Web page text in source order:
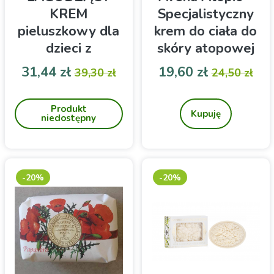
KREM
pieluszkowy dla
dzieci z
ochronnym
kompleksem
olejowym 125ml
Jozka
delikatnej skóry Twojego
dziecka
Cena
31,44 złCena podstawowa
39,30 zł
Produkt
niedostępny
Specjalistyczny
krem do ciała do
skóry atopowej
340g
wzmocnienie bariery
naskórkowej dla skóry
atopowej, suchej i
rodziny, możliwa do
stosowania od 1. dnia
Cena
19,60 złCena
24,50 zł
Kupuję
-20% -20%